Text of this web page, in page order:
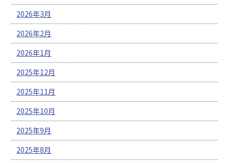
2026年3月
2026年2月
2026年1月
2025年12月
2025年11月
2025年10月
2025年9月
2025年8月